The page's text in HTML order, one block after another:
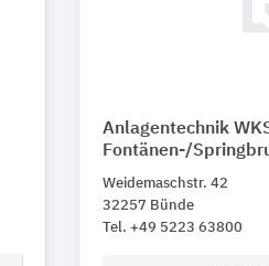
Anlagentechnik
Fontänen-/
Weidemaschstr. 42
32257 Bünde
Tel. +49 5223 63800